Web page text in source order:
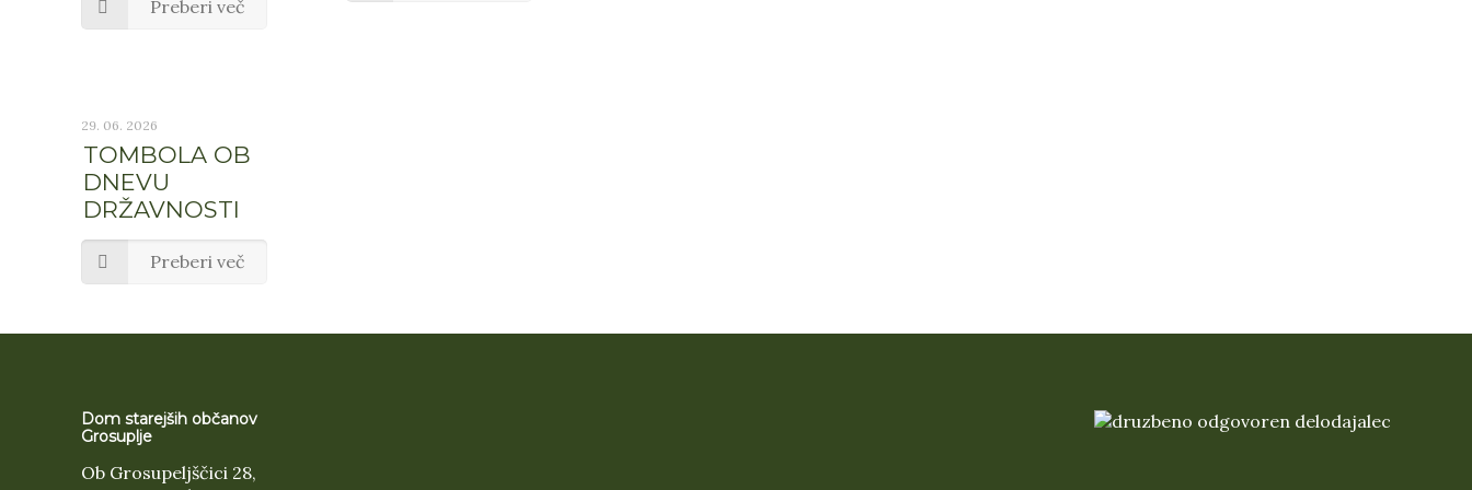
Preberi več
29. 06. 2026
TOMBOLA OB
DNEVU
DRŽAVNOSTI
Preberi več
Dom starejših občanov
Grosuplje
Ob Grosupeljščici 28,